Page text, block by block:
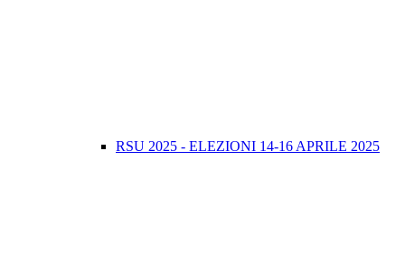
RSU 2025 - ELEZIONI 14-16 APRILE 2025